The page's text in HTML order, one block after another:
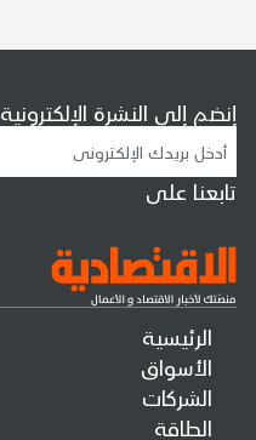
الرئيسية
الأسواق
الشركات
الطاقة
إنضم إلى النشرة الإلكترونية
تابعنا على